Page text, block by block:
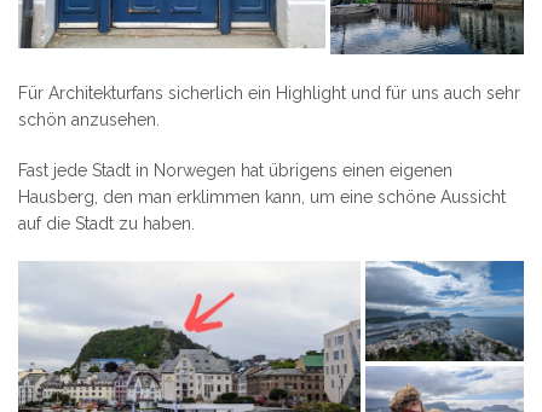
Für Architekturfans sicherlich ein Highlight und für uns auch sehr
schön anzusehen.
Fast jede Stadt in Norwegen hat übrigens einen eigenen
Hausberg, den man erklimmen kann, um eine schöne Aussicht
auf die Stadt zu haben.